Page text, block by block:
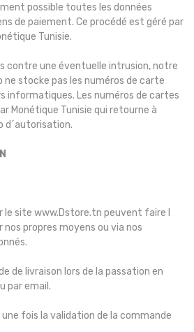
possible toutes les données
de paiement. Ce procédé est géré par
Tunisie.
contre une éventuelle intrusion, notre
stocke pas les numéros de carte
informatiques. Les numéros de cartes
Monétique Tunisie qui retourne à
d´autorisation.
le site www.Dstore.tn peuvent faire l
nos propres moyens ou via nos
de livraison lors de la passation en
par email.
fois la validation de la commande